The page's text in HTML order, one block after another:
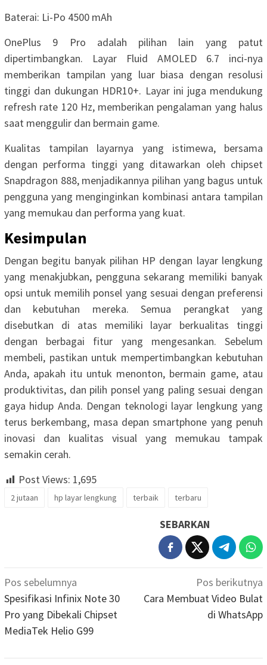
Baterai: Li-Po 4500 mAh
OnePlus 9 Pro adalah pilihan lain yang patut
dipertimbangkan. Layar Fluid AMOLED 6.7 inci-nya
memberikan tampilan yang luar biasa dengan resolusi
tinggi dan dukungan HDR10+. Layar ini juga mendukung
refresh rate 120 Hz, memberikan pengalaman yang halus
saat menggulir dan bermain game.
Kualitas tampilan layarnya yang istimewa, bersama
dengan performa tinggi yang ditawarkan oleh chipset
Snapdragon 888, menjadikannya pilihan yang bagus untuk
pengguna yang menginginkan kombinasi antara tampilan
yang memukau dan performa yang kuat.
Kesimpulan
Dengan begitu banyak pilihan HP dengan layar lengkung
yang menakjubkan, pengguna sekarang memiliki banyak
opsi untuk memilih ponsel yang sesuai dengan preferensi
dan kebutuhan mereka. Semua perangkat yang
disebutkan di atas memiliki layar berkualitas tinggi
dengan berbagai fitur yang mengesankan. Sebelum
membeli, pastikan untuk mempertimbangkan kebutuhan
Anda, apakah itu untuk menonton, bermain game, atau
produktivitas, dan pilih ponsel yang paling sesuai dengan
gaya hidup Anda. Dengan teknologi layar lengkung yang
terus berkembang, masa depan smartphone yang penuh
inovasi dan kualitas visual yang memukau tampak
semakin cerah.
Post Views: 1,695
2 jutaan hp layar lengkung terbaik terbaru
SEBARKAN
Navigasi
pos
Pos sebelumnya
Spesifikasi Infinix Note 30
Pro yang Dibekali Chipset
MediaTek Helio G99
Pos berikutnya
Cara Membuat Video Bulat
di WhatsApp